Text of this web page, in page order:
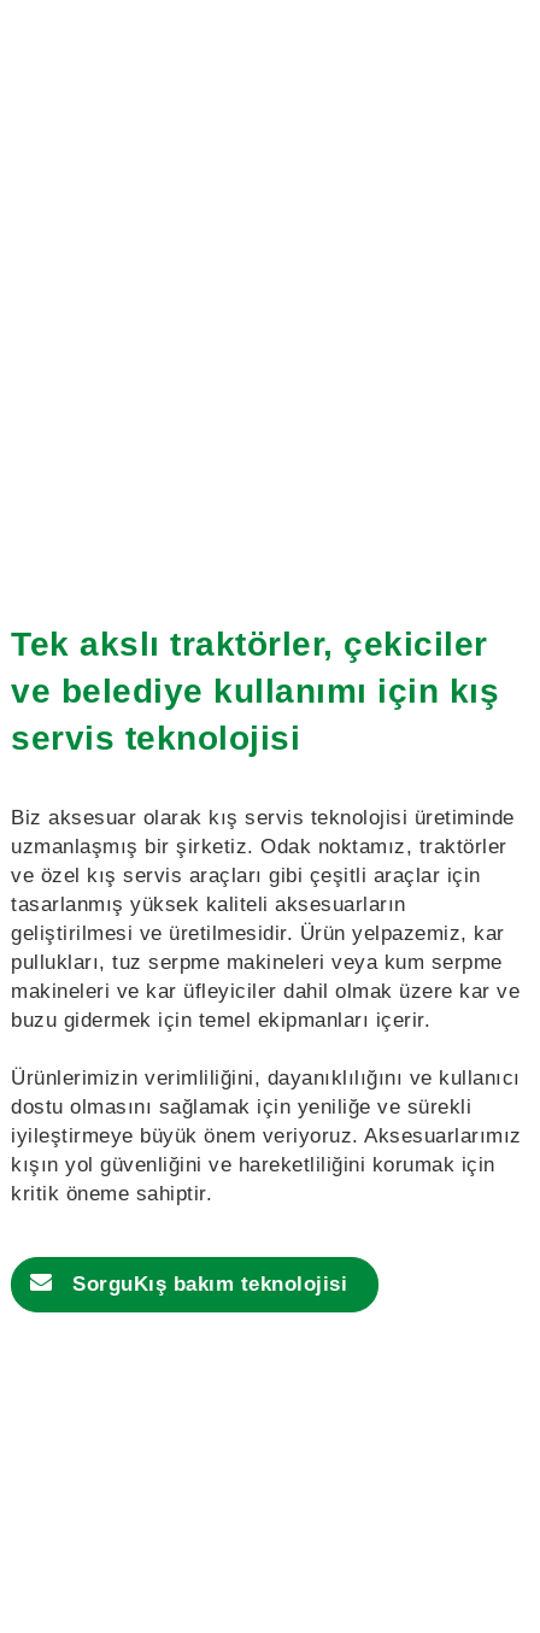
Tek akslı traktörler, çekiciler
ve belediye kullanımı için kış
servis teknolojisi
Biz aksesuar olarak kış servis teknolojisi üretiminde
uzmanlaşmış bir şirketiz. Odak noktamız, traktörler
ve özel kış servis araçları gibi çeşitli araçlar için
tasarlanmış yüksek kaliteli aksesuarların
geliştirilmesi ve üretilmesidir. Ürün yelpazemiz, kar
pullukları, tuz serpme makineleri veya kum serpme
makineleri ve kar üfleyiciler dahil olmak üzere kar ve
buzu gidermek için temel ekipmanları içerir.
Ürünlerimizin verimliliğini, dayanıklılığını ve kullanıcı
dostu olmasını sağlamak için yeniliğe ve sürekli
iyileştirmeye büyük önem veriyoruz. Aksesuarlarımız
kışın yol güvenliğini ve hareketliliğini korumak için
kritik öneme sahiptir.
SorguKış bakım teknolojisi